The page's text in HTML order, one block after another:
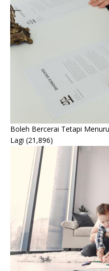
Boleh Bercerai Tetapi
Lagi (21,896)